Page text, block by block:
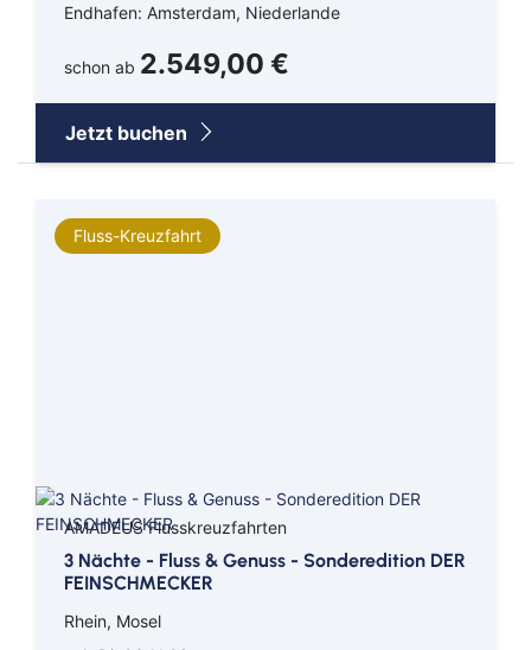
Endhafen: Amsterdam, Niederlande
schon ab 2.549,00 €
Jetzt buchen
Fluss-Kreuzfahrt
AMADEUS Flusskreuzfahrten
3 Nächte - Fluss & Genuss - Sonderedition DER
FEINSCHMECKER
Rhein, Mosel